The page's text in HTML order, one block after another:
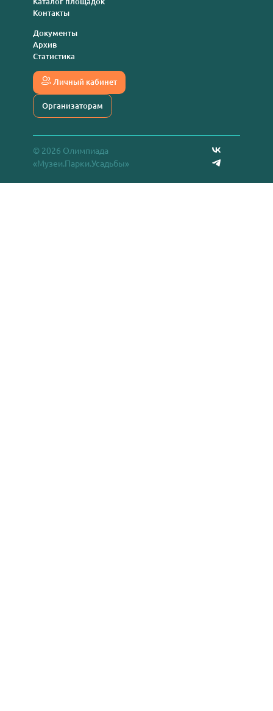
Контакты
Документы
Архив
Статистика
Личный кабинет
Организаторам
© 2026 Олимпиада
«Музеи.Парки.Усадьбы»